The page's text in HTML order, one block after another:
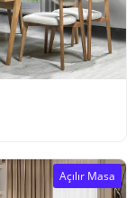
Açılır Masa